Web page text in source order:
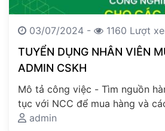
03/07/2024 - 1160 Lượt
TUYỂN DỤNG NHÂN VIÊN
ADMIN CSKH
Mô tả công việc - Tìm nguồn
tục với NCC để mua hàng và
admin